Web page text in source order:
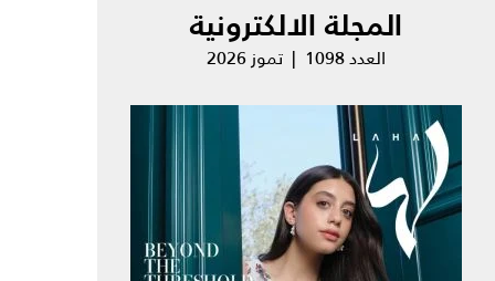
المجلة الالكترونية
العدد 1098 | تموز 2026